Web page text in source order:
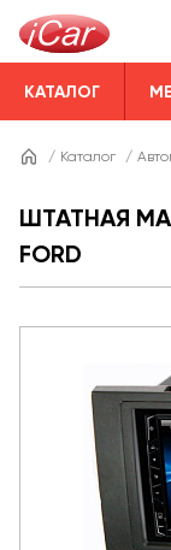
КАТАЛОГ
/ Каталог /
ШТАТНАЯ
FORD